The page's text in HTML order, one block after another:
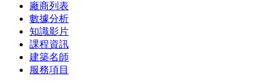
廠商列表
數據分析
知識影片
課程資訊
建築名師
服務項目